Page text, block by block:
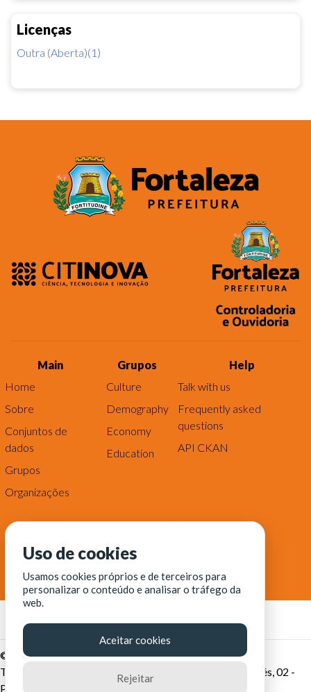
Licenças
Outra (Aberta)(1)
Main
Home
Sobre
Conjuntos de
dados
Grupos
Organizações
Grupos
Culture
Demography
Economy
Education
Help
Talk with us
Frequently asked
questions
API CKAN
© Fortaleza Digital || CITINOVA - Fundação de Ciência,
Tecnologia e Inovação de Fortaleza - Rua dos Tremembés, 02 -
Praia de Iracema - Fortaleza-CE
Uso de cookies
Usamos cookies próprios e de terceiros para
personalizar o conteúdo e analisar o tráfego da
web.
Aceitar cookies
Rejeitar